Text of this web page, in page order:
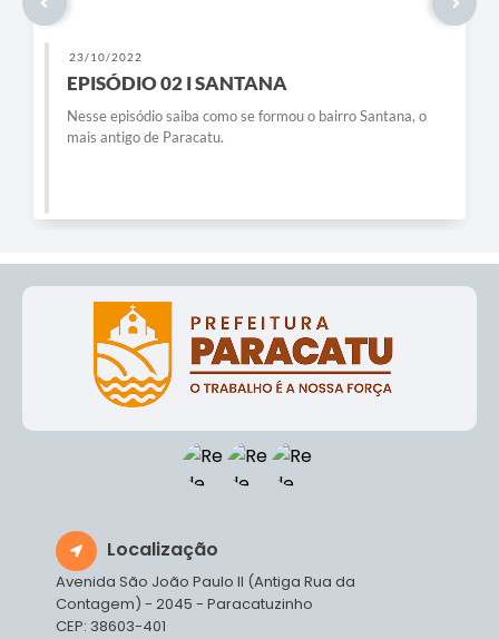
23/10/2022
EPISÓDIO 02 I SANTANA
Nesse episódio saiba como se formou o bairro Santana, o
mais antigo de Paracatu.
Localização
Avenida São João Paulo II (Antiga Rua da
Contagem) - 2045 - Paracatuzinho
CEP: 38603-401